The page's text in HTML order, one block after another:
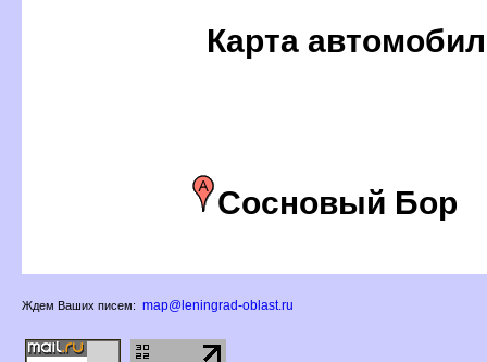
Карта
Сосновый Бор
Ждем Ваших писем: map@leningrad-oblast.ru